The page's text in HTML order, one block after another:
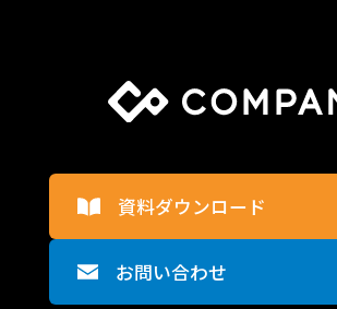
資料ダウンロード
お問い合わせ